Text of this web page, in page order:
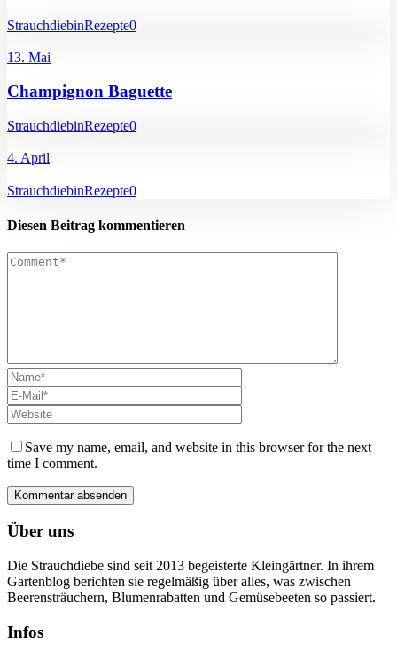
StrauchdiebinRezepte0
13. Mai
Champignon Baguette
StrauchdiebinRezepte0
4. April
StrauchdiebinRezepte0
Diesen Beitrag kommentieren
Save my name, email, and website in this browser for the next
time I comment.
Über uns
Die Strauchdiebe sind seit 2013 begeisterte Kleingärtner. In ihrem
Gartenblog berichten sie regelmäßig über alles, was zwischen
Beerensträuchern, Blumenrabatten und Gemüsebeeten so passiert.
Infos